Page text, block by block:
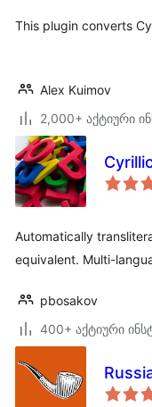
This plugin converts
Alex Kuimov
2,000+ აქტიური
Automatically
equivalent. Multi-
pbosakov
400+ აქტიური